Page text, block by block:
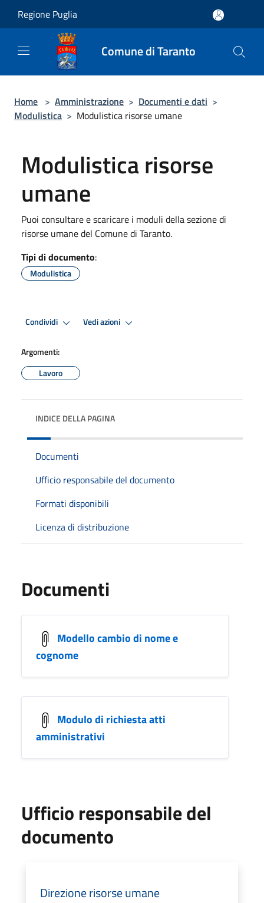
Regione Puglia
Comune di Taranto
Home > Amministrazione > Documenti e dati >
Modulistica > Modulistica risorse umane
Modulistica risorse
umane
Puoi consultare e scaricare i moduli della sezione di
risorse umane del Comune di Taranto.
Tipi di documento:
Modulistica
Condividi Vedi azioni
Argomenti:
Lavoro
INDICE DELLA PAGINA
Documenti
Ufficio responsabile del documento
Formati disponibili
Licenza di distribuzione
Documenti
Modello cambio di nome e
cognome
Modulo di richiesta atti
amministrativi
Ufficio responsabile del
documento
Direzione risorse umane